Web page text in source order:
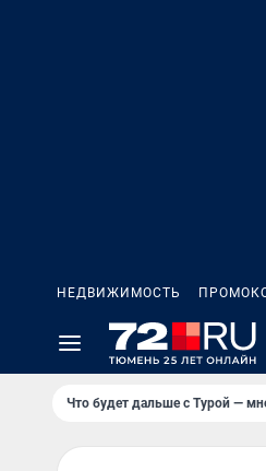
НЕДВИЖИМОСТЬ
Что будет дальше с Турой —